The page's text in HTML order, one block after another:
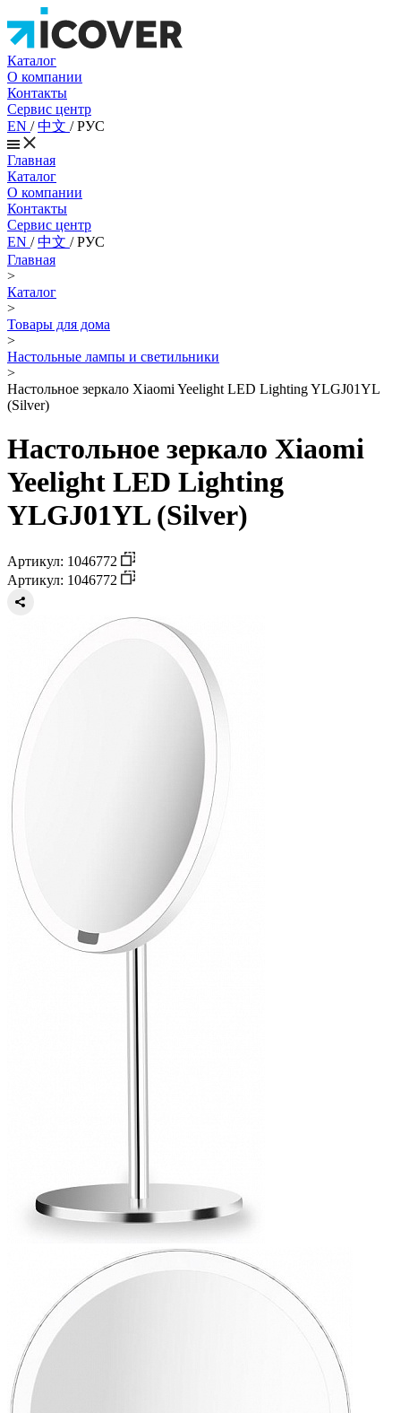
Каталог
О компании
Контакты
Сервис центр
EN /中文 /РУС
Главная
Каталог
О компании
Контакты
Сервис центр
EN /中文 /РУС
Главная
>
Каталог
>
Товары для дома
>
Настольные лампы и светильники
>
Настольное зеркало Xiaomi Yeelight LED Lighting YLGJ01YL
(Silver)
Настольное зеркало Xiaomi
Yeelight LED Lighting
YLGJ01YL (Silver)
Артикул: 1046772
Артикул: 1046772